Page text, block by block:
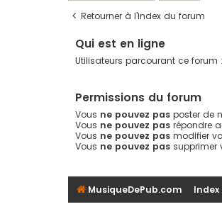
Retourner à l’index du forum
Qui est en ligne
Utilisateurs parcourant ce forum
Permissions du forum
Vous ne pouvez pas poster de
Vous ne pouvez pas répondre
Vous ne pouvez pas modifier
Vous ne pouvez pas supprimer
MusiqueDePub.com